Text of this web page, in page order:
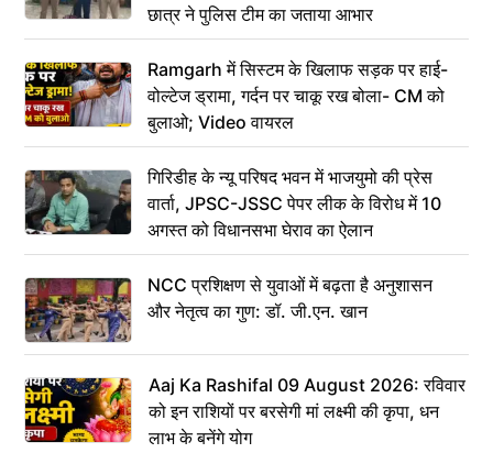
छात्र ने पुलिस टीम का जताया आभार
Ramgarh में सिस्टम के खिलाफ सड़क पर हाई-
वोल्टेज ड्रामा, गर्दन पर चाकू रख बोला- CM को
बुलाओ; Video वायरल
गिरिडीह के न्यू परिषद भवन में भाजयुमो की प्रेस
वार्ता, JPSC-JSSC पेपर लीक के विरोध में 10
अगस्त को विधानसभा घेराव का ऐलान
NCC प्रशिक्षण से युवाओं में बढ़ता है अनुशासन
और नेतृत्व का गुण: डॉ. जी.एन. खान
Aaj Ka Rashifal 09 August 2026: रविवार
को इन राशियों पर बरसेगी मां लक्ष्मी की कृपा, धन
लाभ के बनेंगे योग